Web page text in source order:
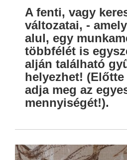
A fenti, vagy
változatai, -
alul, egy
többfélét is
alján található
helyezhet! (Előtte
adja meg az
mennyiségét!).